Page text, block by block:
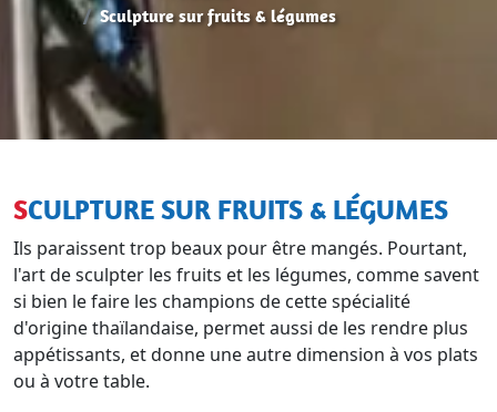
Sculpture sur fruits & légumes
SCULPTURE SUR FRUITS & LÉGUMES
Ils paraissent trop beaux pour être mangés. Pourtant,
l'art de sculpter les fruits et les légumes, comme savent
si bien le faire les champions de cette spécialité
d'origine thaïlandaise, permet aussi de les rendre plus
appétissants, et donne une autre dimension à vos plats
ou à votre table.